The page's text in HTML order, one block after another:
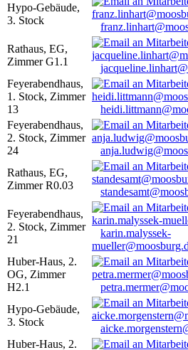
Hypo-Gebäude,
3. Stock
Rathaus, EG,
Zimmer G1.1
Feyerabendhaus,
1. Stock, Zimmer
13
Feyerabendhaus,
2. Stock, Zimmer
24
Rathaus, EG,
Zimmer R0.03
Feyerabendhaus,
2. Stock, Zimmer
21
karin.malyssek-
Huber-Haus, 2.
OG, Zimmer
H2.1
Hypo-Gebäude,
3. Stock
Huber-Haus, 2.